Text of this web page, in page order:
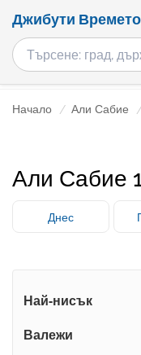
Джибути Времето
Начало Али Сабие
Али Сабие
Днес
Най-нисък
Валежи